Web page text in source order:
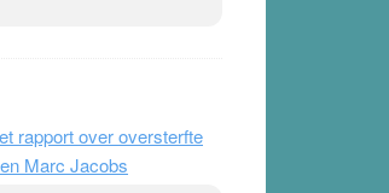
Marc Jacobs
en
voor slechts 150